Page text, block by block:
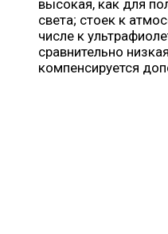
высокая, как для
света; стоек к
числе к
сравнительно
компенсируется